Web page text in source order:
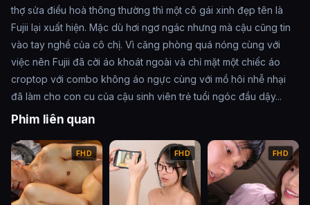
thợ sửa điều hoà thông thường thì một cô gái xinh đẹp tên là
Fujii lại xuất hiện. Mặc dù hơi ngơ ngác nhưng mà cậu cũng tin
vào tay nghề của cô chị. Vì căng phòng quá nóng cùng với
việc nên Fujii đã cởi áo khoát ngoài và chỉ mặt một chiếc áo
croptop với combo không áo ngực cùng với mồ hôi nhễ nhại
đã làm cho con cu của cậu sinh viên trẻ tuổi ngóc đầu dậy...
Phim liên quan
FHD FHD FHD